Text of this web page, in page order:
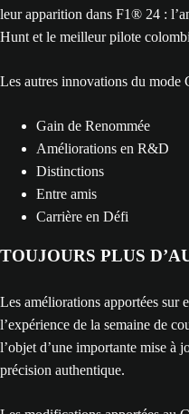
leur apparition dans F1® 24 :
Hunt et le meilleur pilote
Les autres innovations du mode
Gain de Renommée
Améliorations en R&D
Distinctions
Entre amis
Carrière en Défi
TOUJOURS PLUS
Les améliorations apportées sur
l’expérience de la semaine de
l’objet d’une importante mise à
précision authentique.